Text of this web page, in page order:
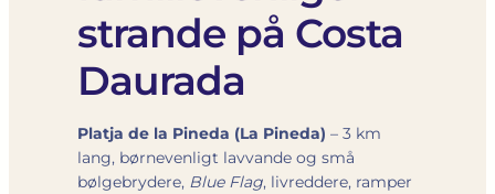
strande på Costa
Daurada
Platja de la Pineda (La Pineda) – 3 km
lang, børnevenligt lavvande og små
bølgebrydere, Blue Flag, livreddere, ramper